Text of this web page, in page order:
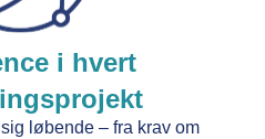
i hvert
løbende – fra krav om